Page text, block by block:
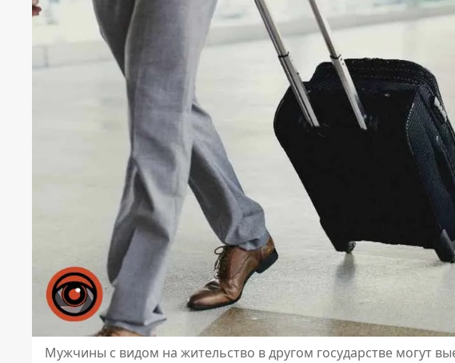
Мужчины с видом на жительство в другом государстве могут